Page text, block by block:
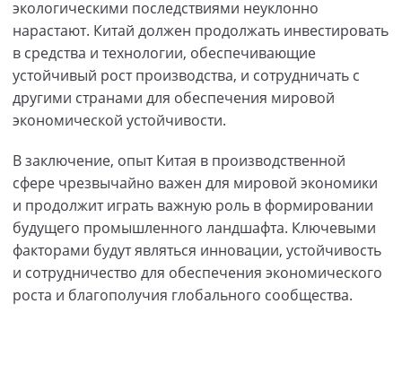
экологическими последствиями неуклонно
нарастают. Китай должен продолжать инвестировать
в средства и технологии, обеспечивающие
устойчивый рост производства, и сотрудничать с
другими странами для обеспечения мировой
экономической устойчивости.
В заключение, опыт Китая в производственной
сфере чрезвычайно важен для мировой экономики
и продолжит играть важную роль в формировании
будущего промышленного ландшафта. Ключевыми
факторами будут являться инновации, устойчивость
и сотрудничество для обеспечения экономического
роста и благополучия глобального сообщества.